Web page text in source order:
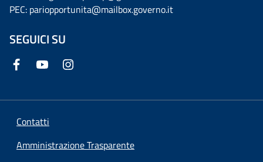
PEC: pariopportunita@mailbox.governo.it
SEGUICI SU
Contatti
Amministrazione Trasparente